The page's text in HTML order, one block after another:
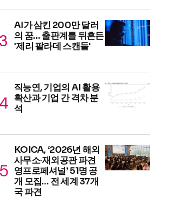
AI가 삼킨 200만 달러
의 꿈… 출판계를 뒤흔든
'제리 팔라데 스캔들'
직능연, 기업의 AI 활용
확산과 기업 간 격차 분
석
KOICA, ‘2026년 해외
사무소·재외공관 파견
영프로페셔널’ 51명 공
개 모집… 전 세계 37개
국 파견